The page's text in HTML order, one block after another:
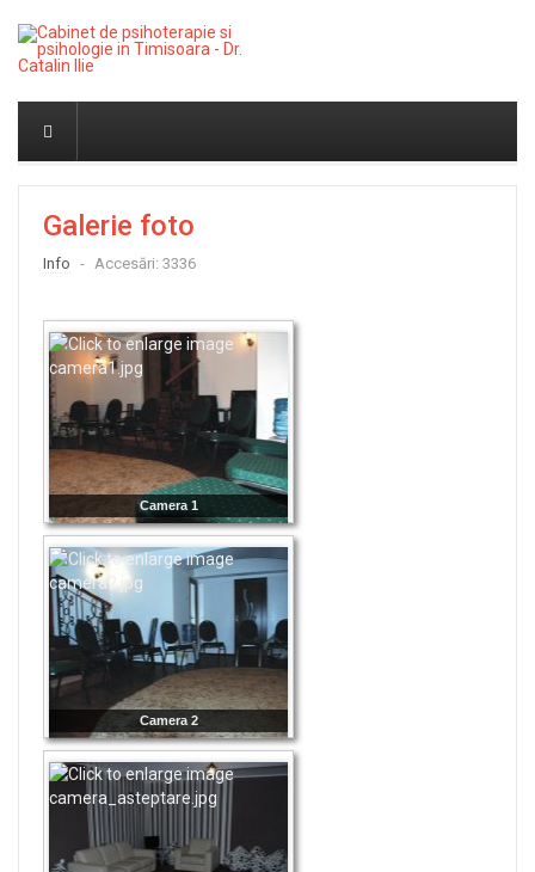
Galerie foto
Info Accesări: 3336
Camera 1
Camera 2